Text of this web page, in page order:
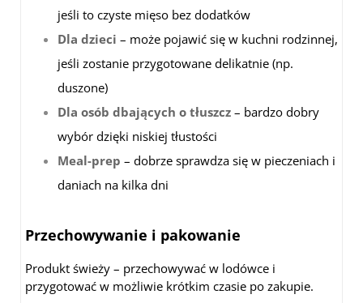
jeśli to czyste mięso bez dodatków
Dla dzieci – może pojawić się w kuchni rodzinnej,
jeśli zostanie przygotowane delikatnie (np.
duszone)
Dla osób dbających o tłuszcz – bardzo dobry
wybór dzięki niskiej tłustości
Meal-prep – dobrze sprawdza się w pieczeniach i
daniach na kilka dni
Przechowywanie i pakowanie
Produkt świeży – przechowywać w lodówce i
przygotować w możliwie krótkim czasie po zakupie.